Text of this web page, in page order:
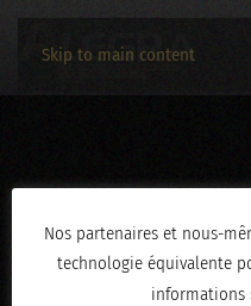
Skip to main content
3C2A3427
ÉCRIT LEFÉVRIER 19,
Nos partenaires et nous-
technologie équivalente
informations